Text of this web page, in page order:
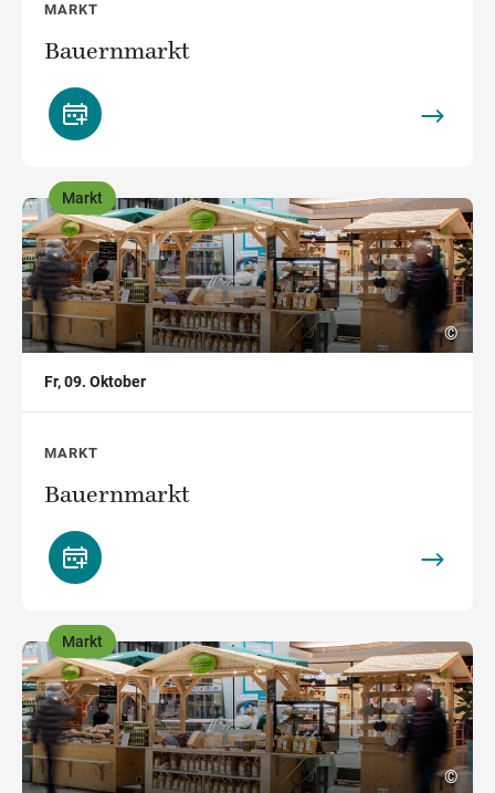
MARKT
Bauernmarkt
,
©
Markt
Fr, 09. Oktober
MARKT
Bauernmarkt
,
©
Markt